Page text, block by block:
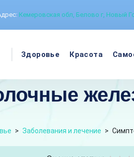
Кемеровская обл, Белово г, Новый
Здоровье Красота
> Заболевания и лечение >